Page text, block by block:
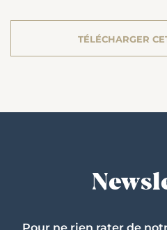
TÉLÉCHARGER
Pour ne rien rater de